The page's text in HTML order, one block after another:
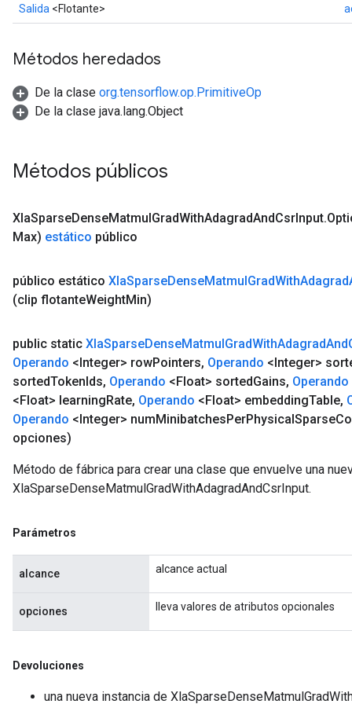
Salida <Flotante>
Métodos heredados
De la clase org.tensorflow.op.PrimitiveOp
De la clase java.lang.Object
Métodos públicos
XlaSparseDenseMatmulGradWithAdagradAndCsrInput.
Max) estático público
público estático XlaSparseDenseMatmulGradWithAdagrad
(clip flotanteWeightMin)
public static XlaSparseDenseMatmulGradWithAdagradAnd
Operando <Integer> rowPointers, Operando <Integer>
sortedTokenIds, Operando <Float> sortedGains, Operando
<Float> learningRate, Operando <Float> embeddingTable,
Operando <Integer> numMinibatchesPerPhysicalSparse
opciones)
Método de fábrica para crear una clase que envuelve una
XlaSparseDenseMatmulGradWithAdagradAndCsrInput.
Parámetros
alcance alcance actual
opciones lleva valores de atributos opcionales
Devoluciones
una nueva instancia de